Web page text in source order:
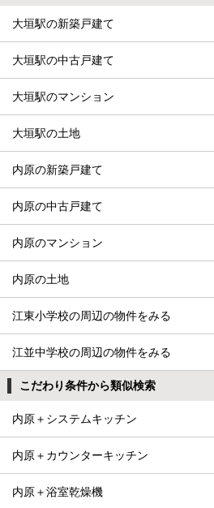
大垣駅の新築戸建て
大垣駅の中古戸建て
大垣駅のマンション
大垣駅の土地
内原の新築戸建て
内原の中古戸建て
内原のマンション
内原の土地
江東小学校の周辺の物件をみる
江並中学校の周辺の物件をみる
こだわり条件から類似検索
内原＋システムキッチン
内原＋カウンターキッチン
内原＋浴室乾燥機